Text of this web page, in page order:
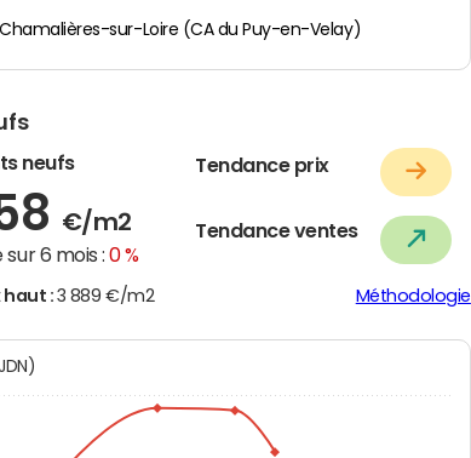
Chamalières-sur-Loire (CA du Puy-en-Velay)
neufs
€/m2
sur 6 mois :0 %
Tendance prix
Tendance ventes
haut : 3 889 €/m2 Méthodologie
JDN)